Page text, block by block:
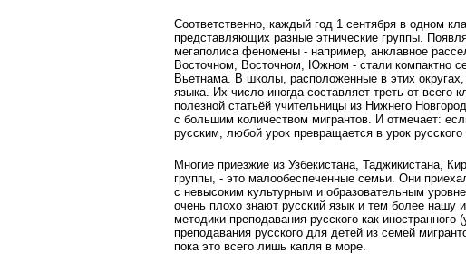
Соответственно, каждый год 1 сентября в одном
представляющих разные этнические группы.
мегаполиса феномены - например, анклавное
Восточном, Восточном, Южном - стали компактно
Вьетнама. В школы, расположенные в этих
языка. Их число иногда составляет треть от всего
полезной статьёй учительницы из Нижнего
с большим количеством мигрантов. И отмечает:
русским, любой урок превращается в урок русского
Многие приезжие из Узбекистана, Таджикистана,
группы, - это малообеспеченные семьи. Они
с невысоким культурным и образовательным
очень плохо знают русский язык и тем более нашу
методики преподавания русского как
преподавания русского для детей из семей
пока это всего лишь капля в море.